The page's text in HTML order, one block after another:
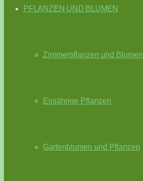
PFLANZEN UND BLUMEN
Zimmerpflanzen und Blumen
Einjährige Pflanzen
Gartenblumen und Pflanzen